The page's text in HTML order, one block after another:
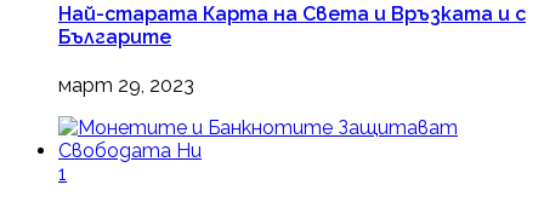
Най-старата Карта на Света и Връзката и с
Българите
март 29, 2023
1